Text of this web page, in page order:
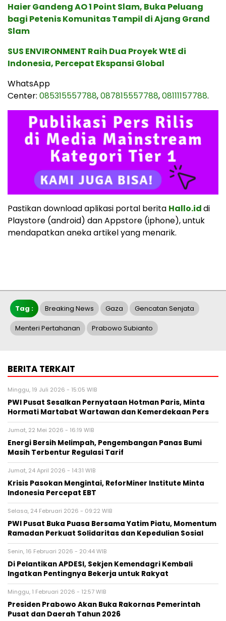
Haier Gandeng AO 1 Point Slam, Buka Peluang
bagi Petenis Komunitas Tampil di Ajang Grand
Slam
SUS ENVIRONMENT Raih Dua Proyek WtE di
Indonesia, Percepat Ekspansi Global
WhatsApp
Center: 085315557788,087815557788,08111157788.
Pastikan download aplikasi portal berita Hallo.iddi
Playstore (android) dan Appstore (iphone), untuk
mendapatkan aneka artikel yang menarik.
Tag : Breaking News Gaza Gencatan Senjata
Menteri Pertahanan Prabowo Subianto
BERITA TERKAIT
Minggu, 19 Juli 2026 - 15:05 WIB
PWI Pusat Sesalkan Pernyataan Hotman Paris, Minta
Hormati Martabat Wartawan dan Kemerdekaan Pers
Jumat, 22 Mei 2026 - 16:19 WIB
Energi Bersih Melimpah, Pengembangan Panas Bumi
Masih Terbentur Regulasi Tarif
Jumat, 24 April 2026 - 14:31 WIB
Krisis Pasokan Mengintai, ReforMiner Institute Minta
Indonesia Percepat EBT
Selasa, 24 Februari 2026 - 09:22 WIB
PWI Pusat Buka Puasa Bersama Yatim Piatu, Momentum
Ramadan Perkuat Solidaritas dan Kepedulian Sosial
Senin, 16 Februari 2026 - 20:44 WIB
Di Pelantikan APDESI, Sekjen Kemendagri Kembali
Ingatkan Pentingnya Bekerja untuk Rakyat
Minggu, 1 Februari 2026 - 12:57 WIB
Presiden Prabowo Akan Buka Rakornas Pemerintah
Pusat dan Daerah Tahun 2026